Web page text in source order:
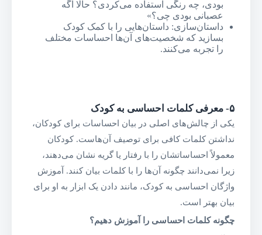
بودی، چه رنگی استفاده می‌کردی؟ حالا اگه
عصبانی بودی چی؟»
داستان‌سازی: داستان‌هایی را با کمک کودک
بسازید که شخصیت‌های آن‌ها احساسات مختلف
را تجربه می‌کنند.
۵- معرفی کلمات احساسی به کودک
یکی از چالش‌های اصلی در بیان احساسات برای کودکان،
نداشتن کلمات کافی برای توصیف آن‌هاست. کودکان
معمولاً احساساتشان را با رفتار یا گریه نشان می‌دهند،
زیرا نمی‌دانند چگونه آن‌ها را با کلمات بیان کنند. آموزش
واژگان احساسی به کودک، مانند دادن یک ابزار به او برای
بیان بهتر است.
چگونه کلمات احساسی را آموزش دهیم؟